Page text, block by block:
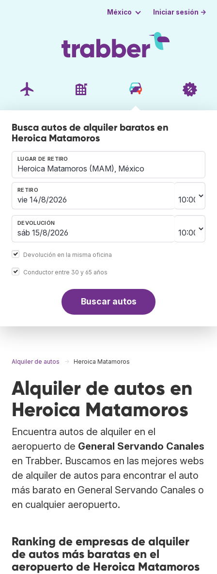
México Iniciar sesión →
Busca autos de alquiler baratos en
Heroica Matamoros
LUGAR DE RETIRO
RETIRO
DEVOLUCIÓN
Devolución en la misma oficina
Conductor entre 30 y 65 años
Buscar autos
Alquiler de autos Heroica Matamoros
Alquiler de autos en
Heroica Matamoros
Encuentra autos de alquiler en el
aeropuerto de General Servando Canales
en Trabber. Buscamos en las mejores webs
de alquiler de autos para encontrar el auto
más barato en General Servando Canales o
en cualquier aeropuerto.
Ranking de empresas de alquiler
de autos más baratas en el
aeropuerto de Heroica Matamoros